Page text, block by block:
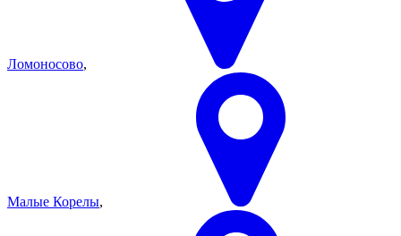
Ломоносово,
Малые Корелы,